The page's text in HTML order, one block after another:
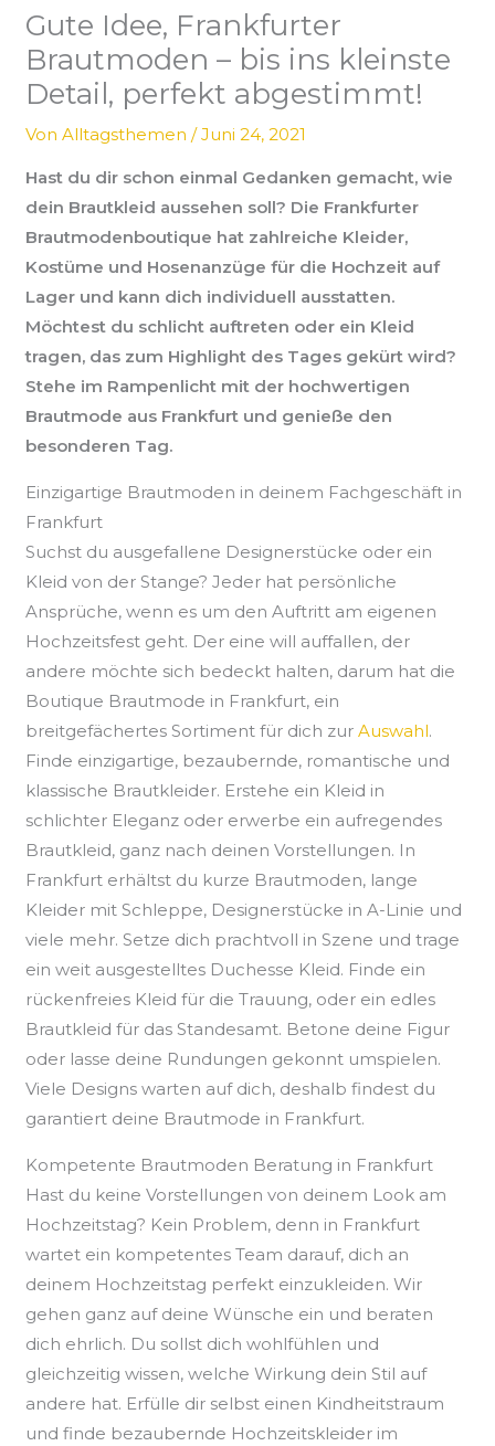
Gute Idee, Frankfurter
Brautmoden – bis ins kleinste
Detail, perfekt abgestimmt!
VonAlltagsthemen/Juni 24, 2021
Hast du dir schon einmal Gedanken gemacht, wie
dein Brautkleid aussehen soll? Die Frankfurter
Brautmodenboutique hat zahlreiche Kleider,
Kostüme und Hosenanzüge für die Hochzeit auf
Lager und kann dich individuell ausstatten.
Möchtest du schlicht auftreten oder ein Kleid
tragen, das zum Highlight des Tages gekürt wird?
Stehe im Rampenlicht mit der hochwertigen
Brautmode aus Frankfurt und genieße den
besonderen Tag.
Einzigartige Brautmoden in deinem Fachgeschäft in
Frankfurt
Suchst du ausgefallene Designerstücke oder ein
Kleid von der Stange? Jeder hat persönliche
Ansprüche, wenn es um den Auftritt am eigenen
Hochzeitsfest geht. Der eine will auffallen, der
andere möchte sich bedeckt halten, darum hat die
Boutique Brautmode in Frankfurt, ein
breitgefächertes Sortiment für dich zurAuswahl.
Finde einzigartige, bezaubernde, romantische und
klassische Brautkleider. Erstehe ein Kleid in
schlichter Eleganz oder erwerbe ein aufregendes
Brautkleid, ganz nach deinen Vorstellungen. In
Frankfurt erhältst du kurze Brautmoden, lange
Kleider mit Schleppe, Designerstücke in A-Linie und
viele mehr. Setze dich prachtvoll in Szene und trage
ein weit ausgestelltes Duchesse Kleid. Finde ein
rückenfreies Kleid für die Trauung, oder ein edles
Brautkleid für das Standesamt. Betone deine Figur
oder lasse deine Rundungen gekonnt umspielen.
Viele Designs warten auf dich, deshalb findest du
garantiert deine Brautmode in Frankfurt.
Kompetente Brautmoden Beratung in Frankfurt
Hast du keine Vorstellungen von deinem Look am
Hochzeitstag? Kein Problem, denn in Frankfurt
wartet ein kompetentes Team darauf, dich an
deinem Hochzeitstag perfekt einzukleiden. Wir
gehen ganz auf deine Wünsche ein und beraten
dich ehrlich. Du sollst dich wohlfühlen und
gleichzeitig wissen, welche Wirkung dein Stil auf
andere hat. Erfülle dir selbst einen Kindheitstraum
und finde bezaubernde Hochzeitskleider im